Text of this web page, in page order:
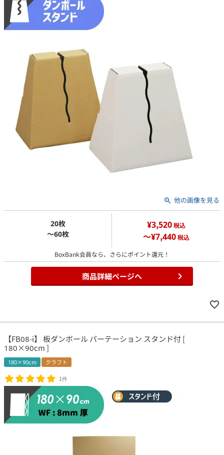
他の画像を見る
20枚
～60枚
¥3,520 税込
～¥7,440 税込
BoxBank会員なら、さらにポイント還元！
商品詳細ページへ
【FB08-i】 板ダンボール パーテーション スタンド付 [
180×90cm ]
180×90cm クラフト
1件